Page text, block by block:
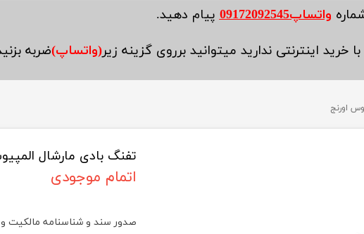
لوازم جانبی تفنگ
واتساپ09172092545 پیام دهید.
خرید اینترنتی ندارید میتوانید برروی گزینه زیر(واتساپ)ضربه
اورنج
تفنگ بادی مارشال
اتمام موجودی
صدور سند و شناسنامه مالکیت و